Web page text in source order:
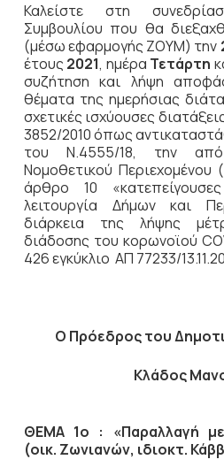
Καλείστε στη
Συμβουλίου που θα
(μέσω εφαρμογής ΖΟΥΜ) την
έτους 2021, ημέρα Τετάρτη
συζήτηση και λήψη
θέματα της ημερήσιας
σχετικές ισχύουσες
3852/2010 όπως
του Ν.4555/18, την
Νομοθετικού
άρθρο 10
λειτουργία Δήμων και
διάρκεια της λήψης
διάδοσης του κορωνοϊού
426 εγκύκλιο ΑΠ 77233/
Ο Πρόεδρος του
Κλάδος
ΘΕΜΑ 1ο : «Παραλλαγή
(οικ. Ζωνιανών, ιδιοκτ.